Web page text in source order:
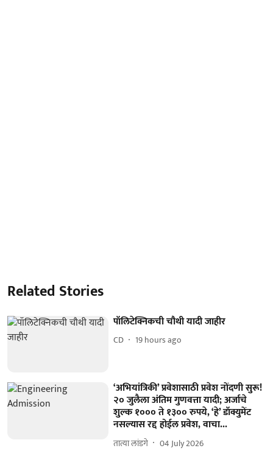
Related Stories
पॉलिटेक्निकची चौथी यादी जाहीर
CD 19 hours ago
‘अभियांत्रिकी’ प्रवेशासाठी प्रवेश नोंदणी सुरू!
२० जुलैला अंतिम गुणवत्ता यादी; अर्जाचे
शुल्क १००० ते १३०० रुपये, ‘हे’ डॉक्युमेंट
नसल्यास रद्द होईल प्रवेश, वाचा...
तात्या लांडगे 04 July 2026